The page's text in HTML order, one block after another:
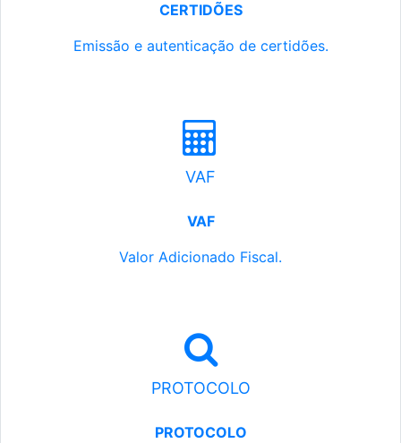
CERTIDÕES
Emissão e autenticação de certidões.
VAF
VAF
Valor Adicionado Fiscal.
PROTOCOLO
PROTOCOLO